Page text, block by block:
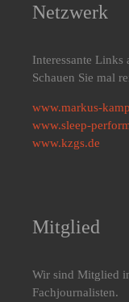
Netzwerk
Interessante Links
Schauen Sie mal
www.markus-
www.sleep-
www.kzgs.de
Mitglied
Wir sind Mitglied
Fachjournalisten.